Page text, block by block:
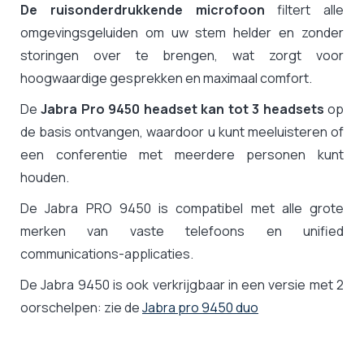
De ruisonderdrukkende microfoon filtert alle
omgevingsgeluiden om uw stem helder en zonder
storingen over te brengen, wat zorgt voor
hoogwaardige gesprekken en maximaal comfort.
DeJabra Pro 9450 headset kan tot 3 headsets op
de basis ontvangen, waardoor u kunt meeluisteren of
een conferentie met meerdere personen kunt
houden.
De Jabra PRO 9450 is compatibel met alle grote
merken van vaste telefoons en unified
communications-applicaties.
De Jabra 9450 is ook verkrijgbaar in een versie met 2
oorschelpen: zie deJabra pro 9450 duo